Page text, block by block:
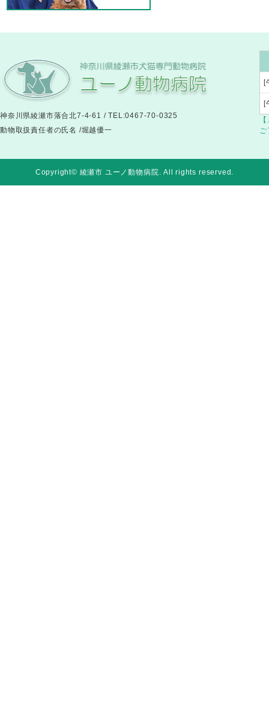
神奈川県綾瀬市落合北7-4-61 / TEL:0467-70-0325
動物取扱責任者の氏名 /堀越優一
[
[
ご
Copyright© 綾瀬市 ユーノ動物病院. All rights reserved.